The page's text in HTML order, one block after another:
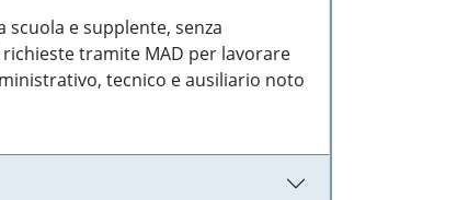
e supplente, senza
tramite MAD per lavorare
tecnico e ausiliario noto